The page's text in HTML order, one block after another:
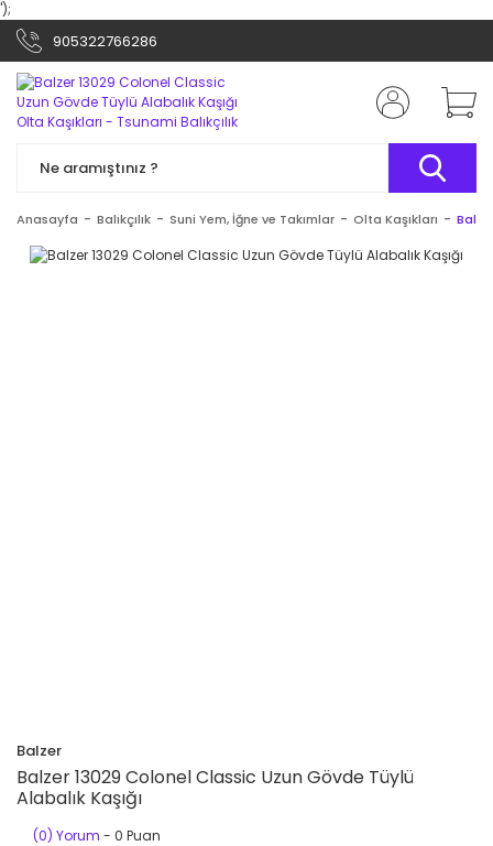
');
905322766286
Anasayfa Balıkçılık Suni Yem, İğne ve Takımlar Olta Kaşıkları
Balzer
Balzer 13029 Colonel Classic Uzun Gövde Tüylü
Alabalık Kaşığı
(0) Yorum - 0 Puan